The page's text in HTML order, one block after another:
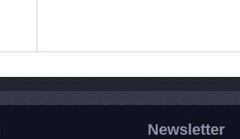
Newsletter